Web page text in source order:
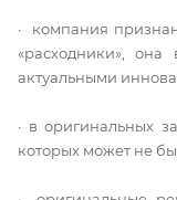
· компания
«расходники», она
актуальными
· в оригинальных
которых может не